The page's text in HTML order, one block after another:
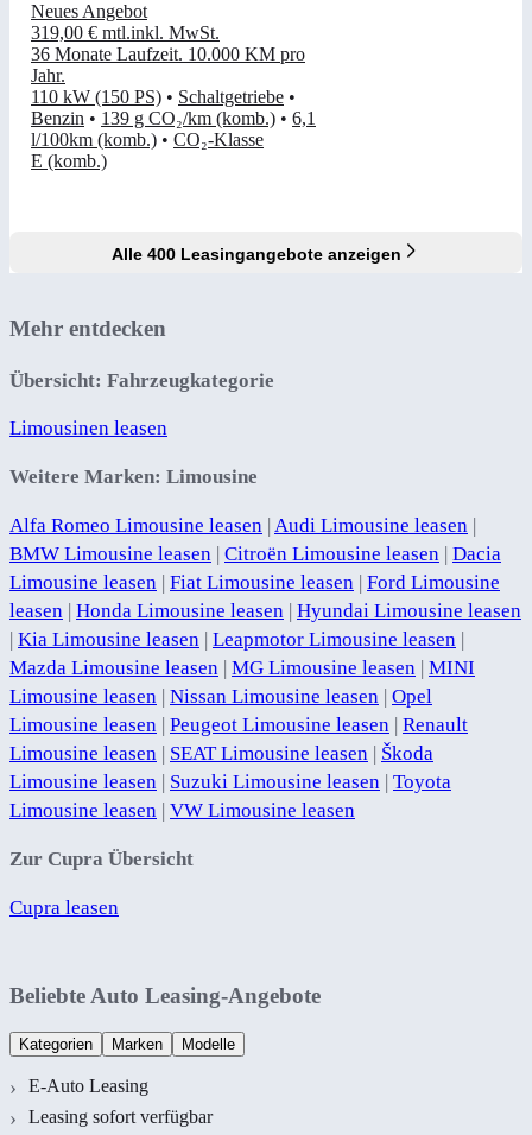
Neues Angebot
319,00 € mtl.inkl. MwSt.
36 Monate Laufzeit. 10.000 KM pro
Jahr.
110 kW (150 PS) • Schaltgetriebe •
Benzin • 139 g CO₂/km (komb.) • 6,1
l/100km (komb.) • CO₂-Klasse
E (komb.)
Alle 400 Leasingangebote anzeigen
Mehr entdecken
Übersicht: Fahrzeugkategorie
Limousinen leasen
Weitere Marken: Limousine
Alfa Romeo Limousine leasen | Audi Limousine leasen |
BMW Limousine leasen | Citroën Limousine leasen | Dacia
Limousine leasen | Fiat Limousine leasen | Ford Limousine
leasen | Honda Limousine leasen | Hyundai Limousine leasen
| Kia Limousine leasen | Leapmotor Limousine leasen |
Mazda Limousine leasen | MG Limousine leasen | MINI
Limousine leasen | Nissan Limousine leasen | Opel
Limousine leasen | Peugeot Limousine leasen | Renault
Limousine leasen | SEAT Limousine leasen | Škoda
Limousine leasen | Suzuki Limousine leasen | Toyota
Limousine leasen | VW Limousine leasen
Zur Cupra Übersicht
Cupra leasen
Beliebte Auto Leasing-Angebote
Kategorien Marken Modelle
E-Auto Leasing
Leasing sofort verfügbar